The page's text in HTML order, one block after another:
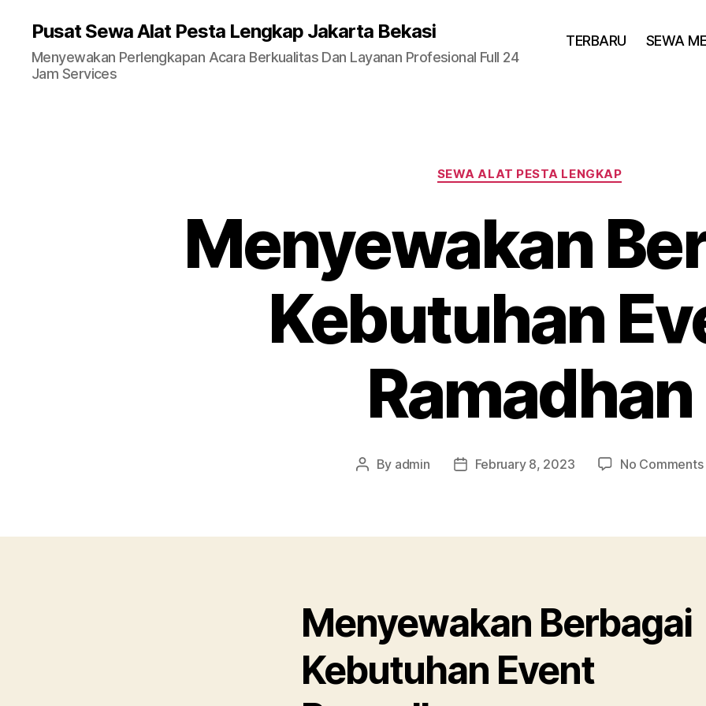
Pusat Sewa Alat Pesta Lengkap Jakarta Bekasi
Menyewakan Perlengkapan Acara Berkualitas Dan Layanan Profesional Full 24
Jam Services
TERBARU SEWA
Categories
SEWA ALAT PESTA LENGKAP
Menyewakan
Kebutuhan
Ramadhan
Post
By admin
PostFebruary 8, 2023 No Comments
Menyewakan Berbagai
Kebutuhan Event